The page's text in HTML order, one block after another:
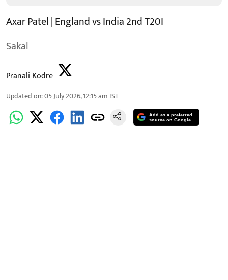
Axar Patel | England vs India 2nd T20I
Sakal
Pranali Kodre
Updated on:05 July 2026, 12:15 am IST
Add as a preferred
source on Google